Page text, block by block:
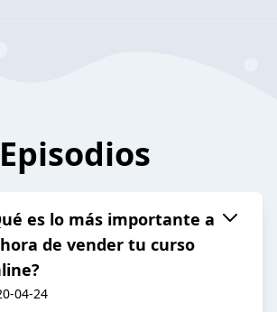
Episodios
es lo más importante a
de vender tu curso
04-24